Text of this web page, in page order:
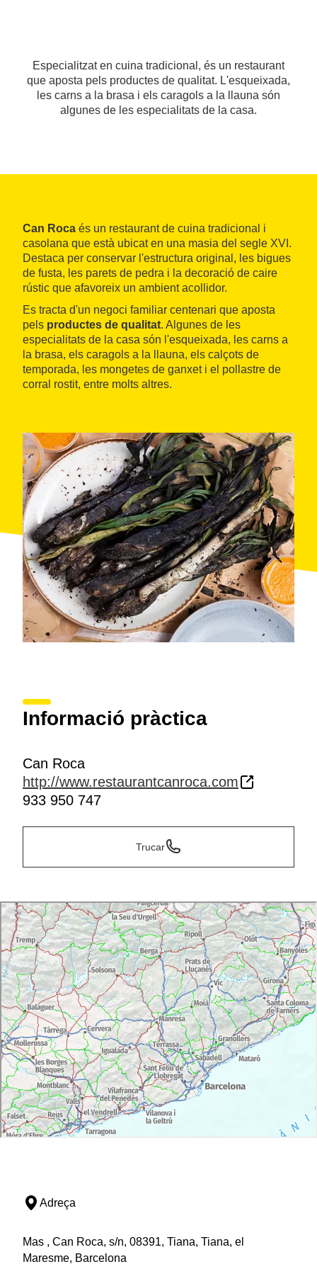
Especialitzat en cuina tradicional, és un restaurant
que aposta pels productes de qualitat. L'esqueixada,
les carns a la brasa i els caragols a la llauna són
algunes de les especialitats de la casa.
Can Roca és un restaurant de cuina tradicional i
casolana que està ubicat en una masia del segle XVI.
Destaca per conservar l'estructura original, les bigues
de fusta, les parets de pedra i la decoració de caire
rústic que afavoreix un ambient acollidor.
Es tracta d'un negoci familiar centenari que aposta
pels productes de qualitat. Algunes de les
especialitats de la casa són l'esqueixada, les carns a
la brasa, els caragols a la llauna, els calçots de
temporada, les mongetes de ganxet i el pollastre de
corral rostit, entre molts altres.
Informació pràctica
Can Roca
http://www.restaurantcanroca.com
933 950 747
Trucar
Adreça
Mas , Can Roca, s/n, 08391, Tiana, Tiana, el
Maresme, Barcelona